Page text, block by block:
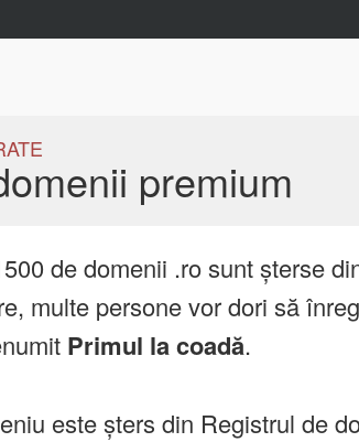
premium
de domenii .ro sunt șterse
multe persone vor dori să
Primul la coadă.
este șters din Registrul de